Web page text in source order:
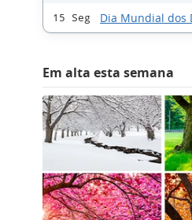
15 Seg Dia Mundial dos
Em alta esta semana